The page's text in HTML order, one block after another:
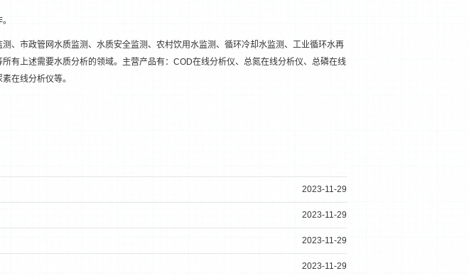
、市政管网水质监测、水质安全监测、农村饮用水监测、循环冷却水监测、工业循环水再
有上述需要水质分析的领域。主营产品有：COD在线分析仪、总氮在线分析仪、总磷在线
在线分析仪等。
2023-11-29
2023-11-29
2023-11-29
2023-11-29